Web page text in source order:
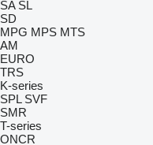
SA SL
SD
MPG MPS MTS
AM
EURO
TRS
K-series
SPL SVF
SMR
T-series
ONCR